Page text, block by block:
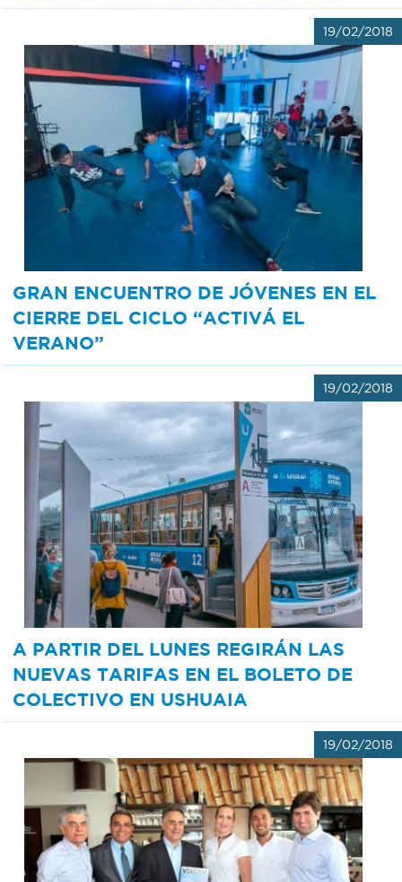
19/02/2018
GRAN ENCUENTRO DE JÓVENES EN EL
CIERRE DEL CICLO “ACTIVÁ EL
VERANO”
19/02/2018
A PARTIR DEL LUNES REGIRÁN LAS
NUEVAS TARIFAS EN EL BOLETO DE
COLECTIVO EN USHUAIA
19/02/2018